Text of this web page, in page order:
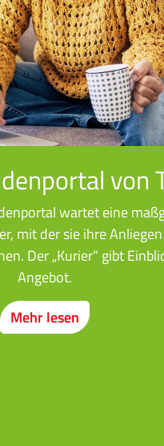
von
wartet eine
mit der sie ihre
Der „Kurier“ gibt
Angebot.
Mehr lesen